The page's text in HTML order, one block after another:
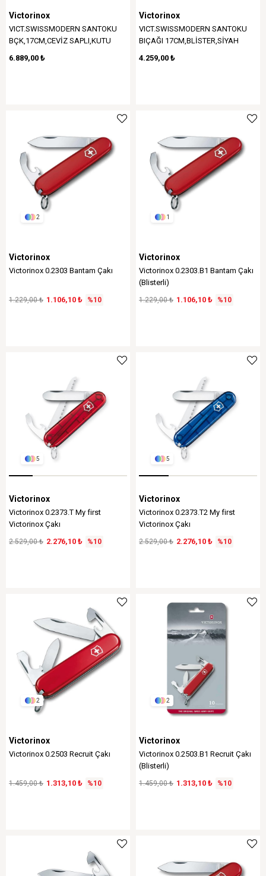
Victorinox
VICT.SWISSMODERN SANTOKU
BÇK,17CM,CEVİZ SAPLI,KUTU
6.889,00 ₺
Victorinox
VICT.SWISSMODERN SANTOKU
BIÇAĞI 17CM,BLİSTER,SİYAH
4.259,00 ₺
2
Victorinox
Victorinox 0.2303 Bantam Çakı
1.106,10 ₺
1.229,00 ₺ %10
1
Victorinox
Victorinox 0.2303.B1 Bantam Çakı
(Blisterli)
1.106,10 ₺
1.229,00 ₺ %10
5
Victorinox
Victorinox 0.2373.T My first
Victorinox Çakı
2.276,10 ₺
2.529,00 ₺ %10
5
Victorinox
Victorinox 0.2373.T2 My first
Victorinox Çakı
2.276,10 ₺
2.529,00 ₺ %10
2
Victorinox
Victorinox 0.2503 Recruit Çakı
1.313,10 ₺
1.459,00 ₺ %10
2
Victorinox
Victorinox 0.2503.B1 Recruit Çakı
(Blisterli)
1.313,10 ₺
1.459,00 ₺ %10